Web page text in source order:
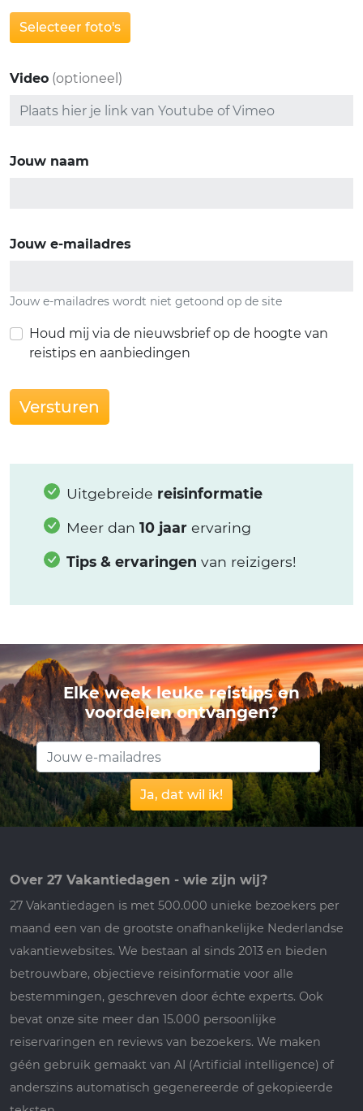
Selecteer foto's
Video (optioneel)
Jouw naam
Jouw e-mailadres
Jouw e-mailadres wordt niet getoond op de site
Houd mij via de nieuwsbrief op de hoogte van
reistips en aanbiedingen
Versturen
Uitgebreide reisinformatie
Meer dan 10 jaar ervaring
Tips & ervaringen van reizigers!
Elke week leuke reistips en
voordelen ontvangen?
Ja, dat wil ik!
Over 27 Vakantiedagen - wie zijn wij?
27 Vakantiedagen is met 500.000 unieke bezoekers per
maand een van de grootste onafhankelijke Nederlandse
vakantiewebsites. We bestaan al sinds 2013 en bieden
betrouwbare, objectieve reisinformatie voor alle
bestemmingen, geschreven door échte experts. Ook
bevat onze site meer dan 15.000 persoonlijke
reiservaringen en reviews van bezoekers. We maken
géén gebruik gemaakt van AI (Artificial intelligence) of
anderszins automatisch gegenereerde of gekopieerde